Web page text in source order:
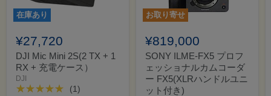
在庫あり
¥27,720
DJI Mic Mini 2S(2 TX + 1
RX + 充電ケース）
DJI
(1)
お取り寄せ
¥819,000
SONY ILME-FX5 プロフ
ェッショナルカムコーダ
ー FX5(XLRハンドルユニ
ット付き)